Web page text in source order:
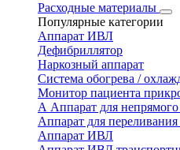
Расходные материалы
Популярные категории
Аппарат ИВЛ
Дефибриллятор
Наркозный аппарат
Система обогрева /
Монитор пациента
А Аппарат для
Аппарат для
Аппарат ИВЛ